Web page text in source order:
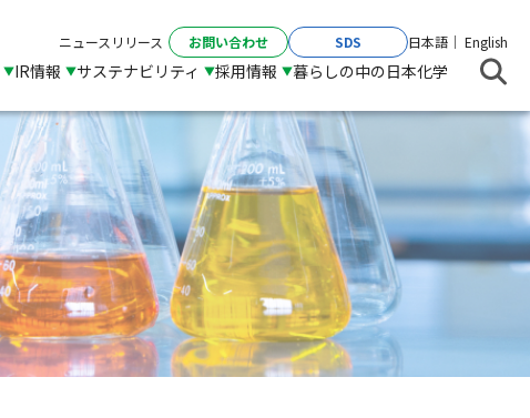
ニュースリリース お問い合わせ SDS English
日本語
IR情報 サステナビリティ 採用情報 暮らしの中の日本化学